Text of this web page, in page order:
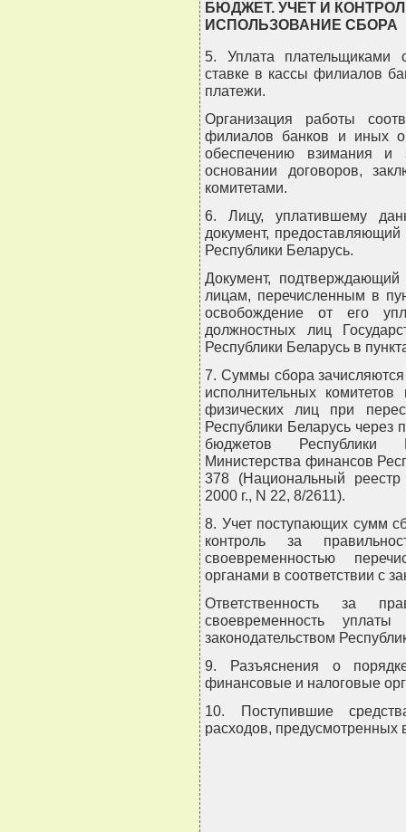
БЮДЖЕТ. УЧЕТ И
ИСПОЛЬЗОВАНИЕ СБОРА
5. Уплата плательщиками
ставке в кассы филиалов
платежи.
Организация работы
филиалов банков и иных
обеспечению взимания и
основании договоров,
комитетами.
6. Лицу, уплатившему
документ,
Республики Беларусь.
Документ,
лицам, перечисленным в
освобождение от его
должностных лиц
Республики Беларусь в
7. Суммы сбора
исполнительных
физических лиц при
Республики Беларусь через
бюджетов Республики
Министерства финансов
378 (Национальный реестр
2000 г., N 22, 8/2611).
8. Учет поступающих сумм
контроль за
своевременностью
органами в соответствии с
Ответственность за
своевременность
законодательством
9. Разъяснения о
финансовые и налоговые
10. Поступившие
расходов, предусмотренных